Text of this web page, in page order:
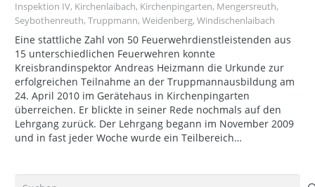
Inspektion IV, Kirchenlaibach, Kirchenpingarten, Mengersreuth,
Seybothenreuth, Truppmann, Weidenberg, Windischenlaibach
Eine stattliche Zahl von 50 Feuerwehrdienstleistenden aus
15 unterschiedlichen Feuerwehren konnte
Kreisbrandinspektor Andreas Heizmann die Urkunde zur
erfolgreichen Teilnahme an der Truppmannausbildung am
24. April 2010 im Gerätehaus in Kirchenpingarten
überreichen. Er blickte in seiner Rede nochmals auf den
Lehrgang zurück. Der Lehrgang begann im November 2009
und in fast jeder Woche wurde ein Teilbereich…